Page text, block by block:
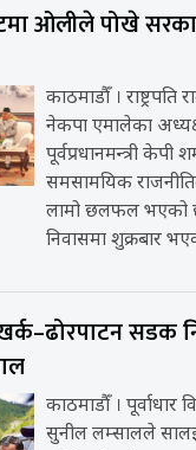
ओलीले पोखे
काठमाडौँ । राष्ट्रपति
नेकपा एमालेका
पूर्वप्रधानमन्त्री केपी
समसामयिक
लामो छलफल भएको
निवासमा शुक्रबार
सडक
काठमाडौँ । पूर्वाधार
सुनील लम्सालले